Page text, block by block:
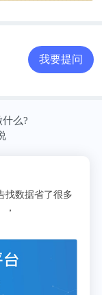
我要提问
么?
据省了很多